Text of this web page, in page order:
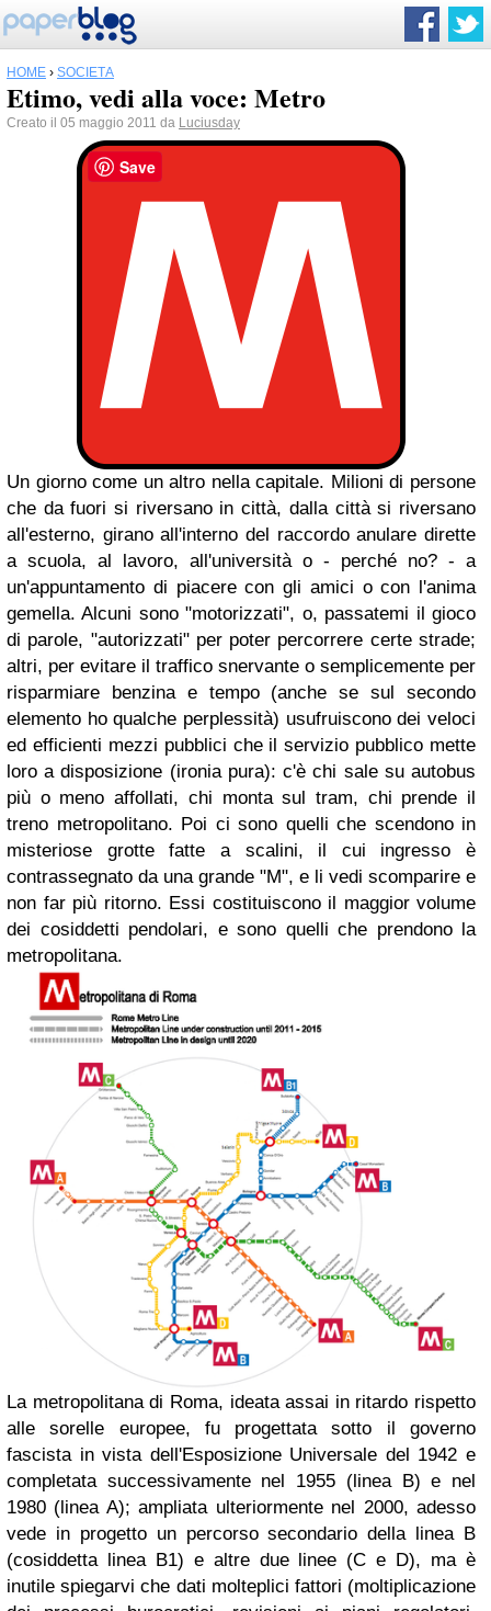
HOME › SOCIETÀ
Etimo, vedi alla voce: Metro
Creato il 05 maggio 2011 da Luciusday
Un giorno come un altro nella capitale. Milioni di persone
che da fuori si riversano in città, dalla città si riversano
all'esterno, girano all'interno del raccordo anulare dirette
a scuola, al lavoro, all'università o - perché no? - a
un'appuntamento di piacere con gli amici o con l'anima
gemella. Alcuni sono "motorizzati", o, passatemi il gioco
di parole, "autorizzati" per poter percorrere certe strade;
altri, per evitare il traffico snervante o semplicemente per
risparmiare benzina e tempo (anche se sul secondo
elemento ho qualche perplessità) usufruiscono dei veloci
ed efficienti mezzi pubblici che il servizio pubblico mette
loro a disposizione (ironia pura): c'è chi sale su autobus
più o meno affollati, chi monta sul tram, chi prende il
treno metropolitano. Poi ci sono quelli che scendono in
misteriose grotte fatte a scalini, il cui ingresso è
contrassegnato da una grande "M", e li vedi scomparire e
non far più ritorno. Essi costituiscono il maggior volume
dei cosiddetti pendolari, e sono quelli che prendono la
metropolitana.
La metropolitana di Roma, ideata assai in ritardo rispetto
alle sorelle europee, fu progettata sotto il governo
fascista in vista dell'Esposizione Universale del 1942 e
completata successivamente nel 1955 (linea B) e nel
1980 (linea A); ampliata ulteriormente nel 2000, adesso
vede in progetto un percorso secondario della linea B
(cosiddetta linea B1) e altre due linee (C e D), ma è
inutile spiegarvi che dati molteplici fattori (moltiplicazione
Save